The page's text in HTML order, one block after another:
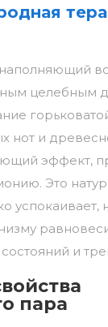
целебным
нот и
эффект,
Это
успокаивает,
и
пара